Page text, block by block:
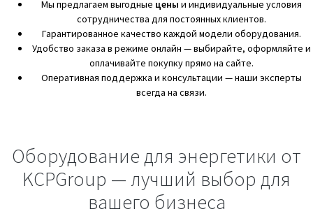
Мы предлагаем выгодные цены и индивидуальные условия
сотрудничества для постоянных клиентов.
Гарантированное качество каждой модели оборудования.
Удобство заказа в режиме онлайн — выбирайте, оформляйте и
оплачивайте покупку прямо на сайте.
Оперативная поддержка и консультации — наши эксперты
всегда на связи.
Оборудование для энергетики от
KCPGroup — лучший выбор для
вашего бизнеса